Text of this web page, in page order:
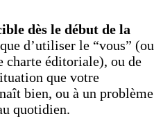
dès le début de la
d’utiliser le “vous” (ou
charte éditoriale), ou de
que votre
bien, ou à un problème
quotidien.